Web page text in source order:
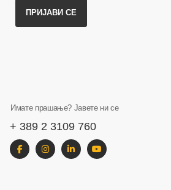
ПРИЈАВИ СЕ
Имате прашање? Јавете ни се
+ 389 2 3109 760